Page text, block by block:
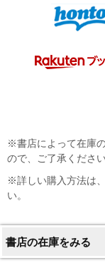
※書店によって在庫
ので、ご了承ください
※詳しい購入方法は
い。
書店の在庫をみる